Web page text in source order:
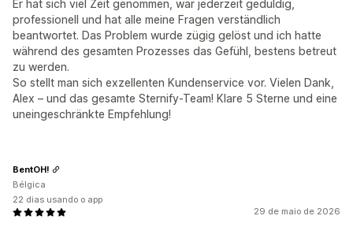
Er hat sich viel Zeit genommen, war jederzeit geduldig,
professionell und hat alle meine Fragen verständlich
beantwortet. Das Problem wurde zügig gelöst und ich hatte
während des gesamten Prozesses das Gefühl, bestens betreut
zu werden.
So stellt man sich exzellenten Kundenservice vor. Vielen Dank,
Alex – und das gesamte Sternify-Team! Klare 5 Sterne und eine
uneingeschränkte Empfehlung!
29 de maio de 2026
BentOH!
Bélgica
22 dias usando o app